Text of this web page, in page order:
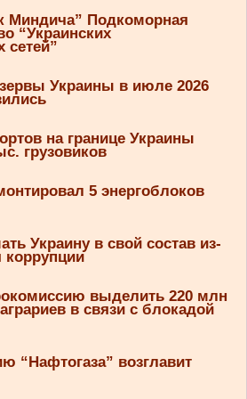
Миндича” Подкоморная
“Украинских
сетей”
Украины в июле 2026
на границе Украины
грузовиков
5 энергоблоков
Украину в свой состав из-
коррупции
выделить 220 млн
в связи с блокадой
“Нафтогаза” возглавит